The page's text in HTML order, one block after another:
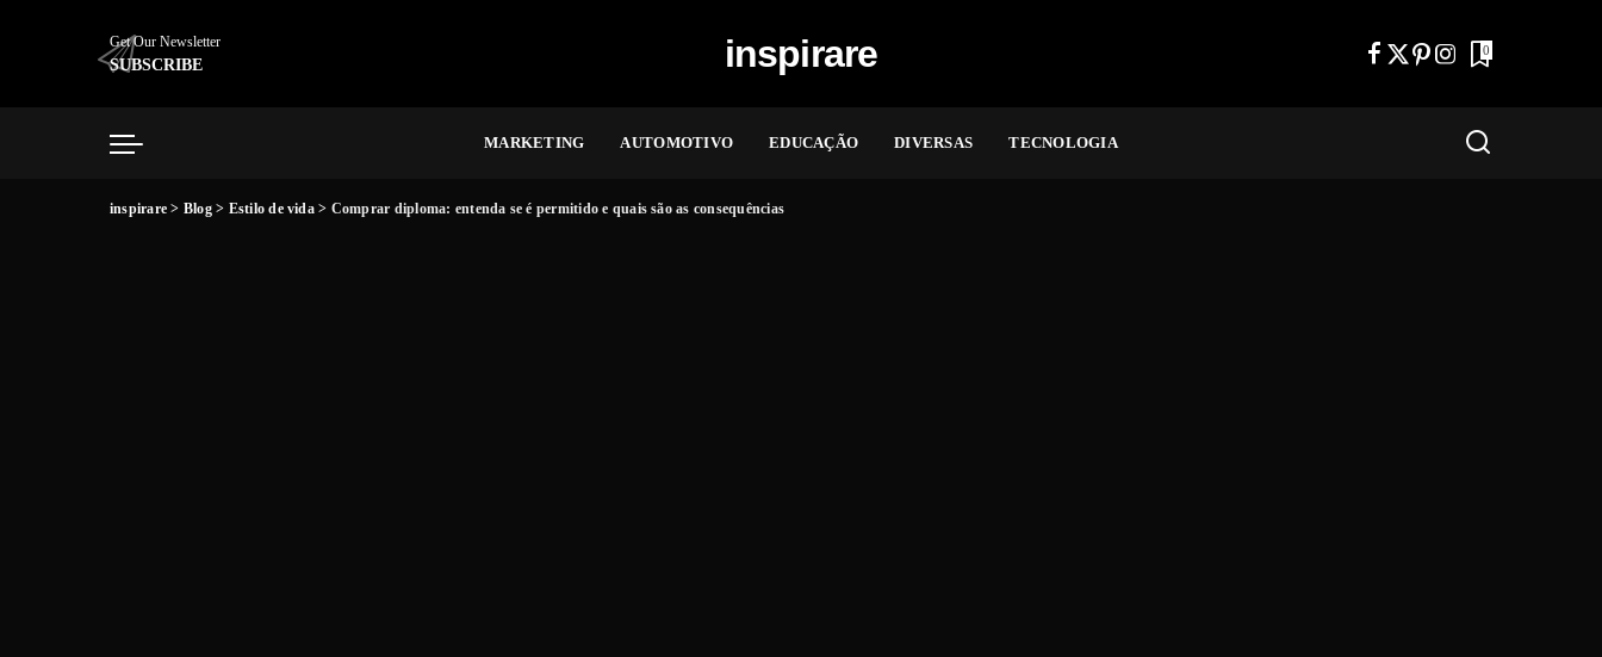
Get Our Newsletter
SUBSCRIBE inspirare 0
MARKETING AUTOMOTIVO EDUCAÇÃO DIVERSAS TECNOLOGIA
inspirare > Blog> Estilo de vida> Comprar diploma: entenda se é permitido e quais são as consequências